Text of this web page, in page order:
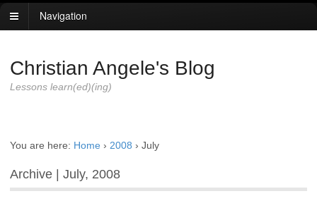
Navigation
Christian Angele's Blog
Lessons learn(ed)(ing)
You are here: Home › 2008 › July
Archive | July, 2008